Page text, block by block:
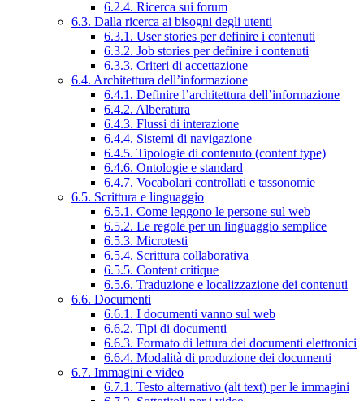
6.2.4. Ricerca sui forum
6.3. Dalla ricerca ai bisogni degli utenti
6.3.1. User stories per definire i contenuti
6.3.2. Job stories per definire i contenuti
6.3.3. Criteri di accettazione
6.4. Architettura dell’informazione
6.4.1. Definire l’architettura dell’informazione
6.4.2. Alberatura
6.4.3. Flussi di interazione
6.4.4. Sistemi di navigazione
6.4.5. Tipologie di contenuto (content type)
6.4.6. Ontologie e standard
6.4.7. Vocabolari controllati e tassonomie
6.5. Scrittura e linguaggio
6.5.1. Come leggono le persone sul web
6.5.2. Le regole per un linguaggio semplice
6.5.3. Microtesti
6.5.4. Scrittura collaborativa
6.5.5. Content critique
6.5.6. Traduzione e localizzazione dei contenuti
6.6. Documenti
6.6.1. I documenti vanno sul web
6.6.2. Tipi di documenti
6.6.3. Formato di lettura dei documenti elettronici
6.6.4. Modalità di produzione dei documenti
6.7. Immagini e video
6.7.1. Testo alternativo (alt text) per le immagini